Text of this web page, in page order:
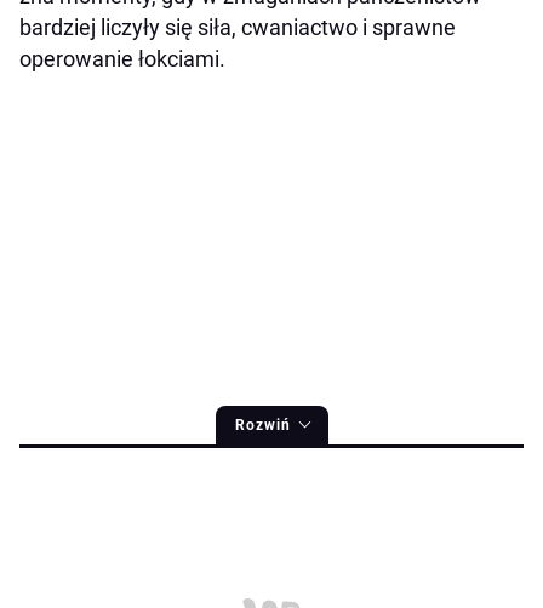
bardziej liczyły się siła, cwaniactwo i sprawne
operowanie łokciami.
Rozwiń